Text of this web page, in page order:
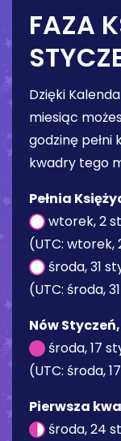
FAZA
Dzięki
miesiąc
godzinę pełni
kwadry tego
Pełnia
wtorek, 2
(UTC: wtorek,
środa, 31
(UTC: środa,
Nów Styczeń,
środa, 17
(UTC: środa,
Pierwsza
środa, 24